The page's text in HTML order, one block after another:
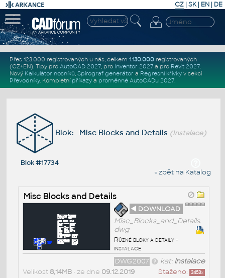
CZ | SK| EN | DE
Přes 123.000 registrovaných u nás, celkem 1.130.000registrovaných
(CZ+EN). Tipy pro AutoCAD 2027, pro Inventor 2027a pro Revit 2027.
Nový Kalkulátor nosníků, Spirograf generátor a Regresní křivkyv sekci
Převodníky. Kompletní příkazya proměnné AutoCADu 2027.
Blok: Misc Blocks and Details (Instalace)
Blok #17734
« zpět na Katalog
Misc Blocks and Details
◄ DOWNLOAD
Misc_Blocks_and_Details.
dwg
Různé bloky a detaily -
instalace
kat:Instalace
DWG2007
Staženo: 3453x
Velikost 8,14MB• ze dne 09.12.2019